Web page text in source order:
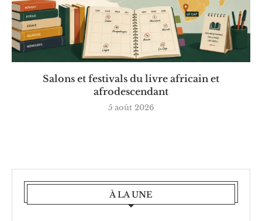
Salons et festivals du livre africain et
afrodescendant
5 août 2026
À LA UNE